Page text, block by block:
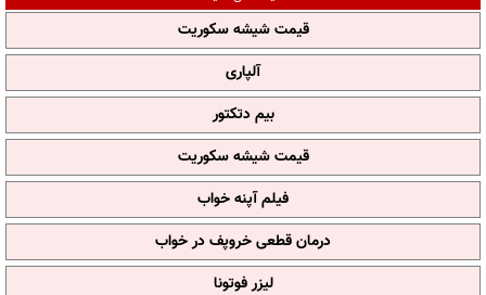
قیمت شیشه سکوریت
آلپاری
بیم دتکتور
قیمت شیشه سکوریت
فیلم آپنه خواب
درمان قطعی خروپف در خواب
لیزر فوتونا